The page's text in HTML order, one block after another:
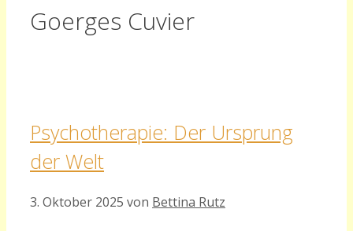
Goerges Cuvier
Psychotherapie: Der Ursprung
der Welt
3. Oktober 2025 von Bettina Rutz